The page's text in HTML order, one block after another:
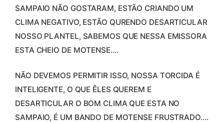
SAMPAIO NÃO GOSTARAM, ESTÃO CRIANDO UM
CLIMA NEGATIVO, ESTÃO QURENDO DESARTICULAR
NOSSO PLANTEL, SABEMOS QUE NESSA EMISSORA
ESTA CHEIO DE MOTENSE….
NÃO DEVEMOS PERMITIR ISSO, NOSSA TORCIDA É
INTELIGENTE, O QUE ÊLES QUEREM E
DESARTICULAR O BOM CLIMA QUE ESTA NO
SAMPAIO, É UM BANDO DE MOTENSE FRUSTRADO….